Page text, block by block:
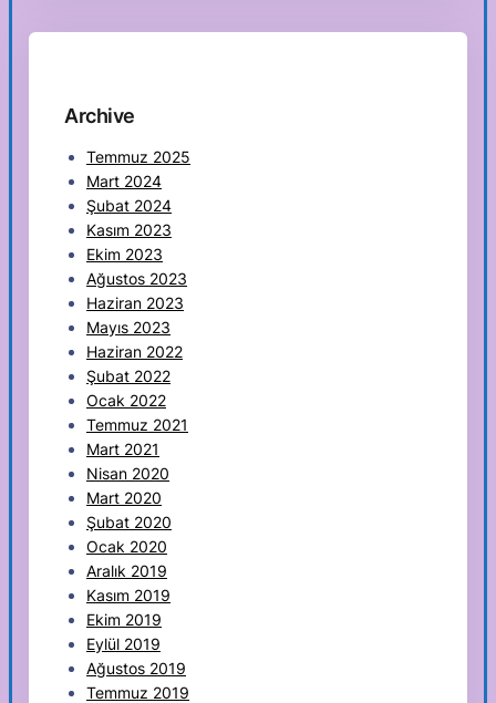
c
Archive
Temmuz 2025
Mart 2024
Şubat 2024
Kasım 2023
Ekim 2023
Ağustos 2023
Haziran 2023
Mayıs 2023
Haziran 2022
Şubat 2022
Ocak 2022
Temmuz 2021
Mart 2021
Nisan 2020
Mart 2020
Şubat 2020
Ocak 2020
Aralık 2019
Kasım 2019
Ekim 2019
Eylül 2019
Ağustos 2019
Temmuz 2019